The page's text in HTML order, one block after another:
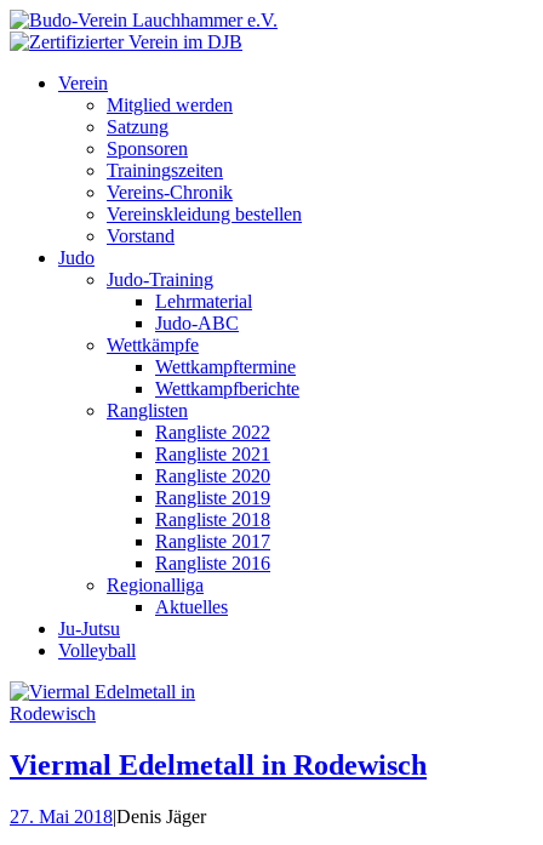
Verein
Mitglied werden
Satzung
Sponsoren
Trainingszeiten
Vereins-Chronik
Vereinskleidung bestellen
Vorstand
Judo
Judo-Training
Lehrmaterial
Judo-ABC
Wettkämpfe
Wettkampftermine
Wettkampfberichte
Ranglisten
Rangliste 2022
Rangliste 2021
Rangliste 2020
Rangliste 2019
Rangliste 2018
Rangliste 2017
Rangliste 2016
Regionalliga
Aktuelles
Ju-Jutsu
Volleyball
Viermal Edelmetall in Rodewisch
27. Mai 2018|Denis Jäger